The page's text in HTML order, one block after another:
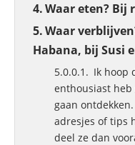
Waar eten? Bij
Waar
Habana, bij Susi
Ik hoop
enthousiast heb
gaan
adresjes of tips
deel ze dan